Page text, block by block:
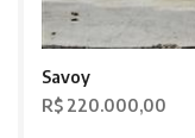
Savoy
R$ 220.000,00